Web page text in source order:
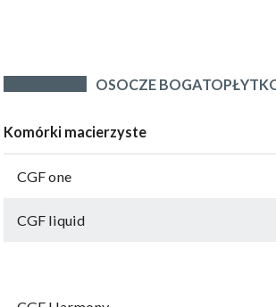
OSOCZE
Komórki macierzyste
CGF one
CGF liquid